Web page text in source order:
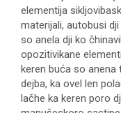
elementija
materijali, autobusi
so anela dji ko
opozitivikane
keren buća so
dejba, ka ovel len
lačhe ka keren poro